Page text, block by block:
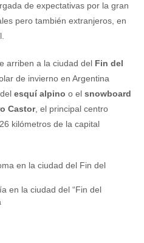
de expectativas por la gran
pero también extranjeros, en
arriben a la ciudad del Fin del
de invierno en Argentina
esquí alpino o el snowboard
Castor, el principal centro
kilómetros de la capital
en la ciudad del “Fin del